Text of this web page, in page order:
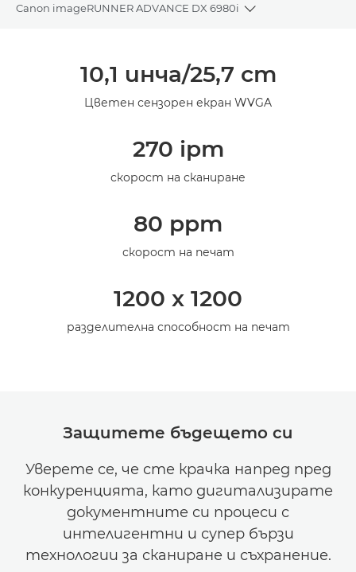
Canon imageRUNNER ADVANCE DX 6980i
Toggle
10,1 инча/25,7 cm
Цветен сензорен екран WVGA
270 ipm
скорост на сканиране
80 ppm
скорост на печат
1200 x 1200
разделителна способност на печат
Защитете бъдещето си
Уверете се, че сте крачка напред пред
конкуренцията, като дигитализирате
документните си процеси с
интелигентни и супер бързи
технологии за сканиране и съхранение.